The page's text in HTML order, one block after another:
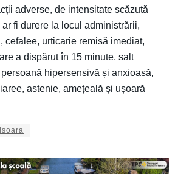
adverse, de intensitate scăzută
fi durere la locul administrării,
cefalee, urticarie remisă imediat,
a dispărut în 15 minute, salt
hipersensivă și anxioasă,
astenie, amețeală și ușoară